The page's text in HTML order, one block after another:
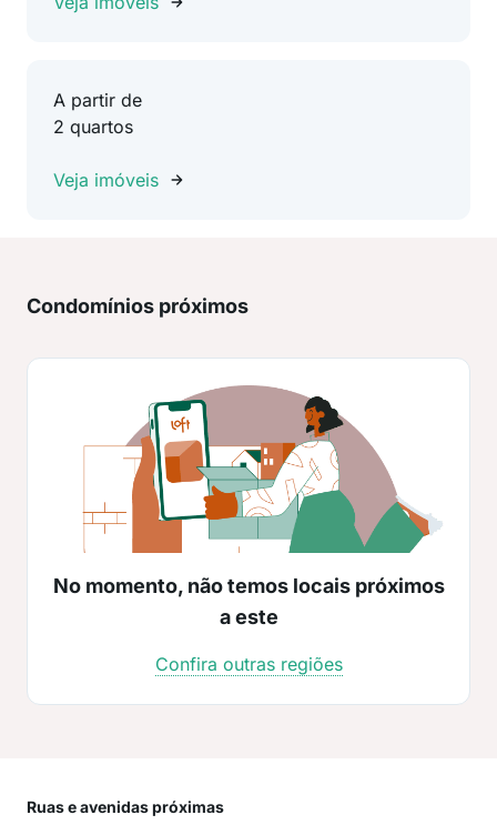
A partir de
2 quartos
Veja imóveis
Condomínios próximos
No momento, não temos locais próximos
a este
Confira outras regiões
Ruas e avenidas próximas